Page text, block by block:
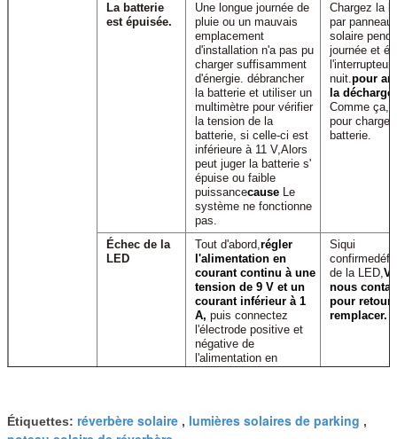
La batterie
est épuisée.
Une longue journée de
pluie ou un mauvais
emplacement
d'installation n'a pas pu
charger suffisamment
d'énergie. débrancher
la batterie et utiliser un
multimètre pour vérifier
la tension de la
batterie, si celle-ci est
inférieure à 11 V,Alors
peut juger la batterie s'
épuise ou faible
puissancecause Le
système ne fonctionne
pas.
Chargez la
par panneau
solaire
journée et
l'interrupteur
nuit.pour
la décharge
Comme ça,
pour charger
batterie.
Échec de la
LED
Tout d'abord,régler
l'alimentation en
courant continu à une
tension de 9 V et un
courant inférieur à 1
A, puis connectez
l'électrode positive et
négative de
l'alimentation en
pourrait juger la
défaillance de la LED.
Siqui
confirme
de la LED,
nous
pour
remplacer.
Étiquettes: réverbère solaire , lumières solaires de parking ,